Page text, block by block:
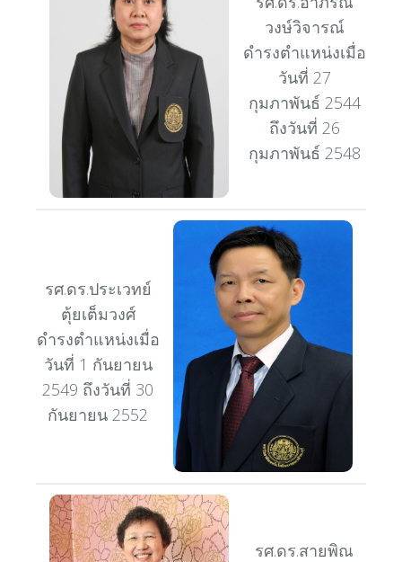
วงษ์วิจารณ์
ดำรงตำแหน่งเมื่อ
วันที่ 27
กุมภาพันธ์ 2544
ถึงวันที่ 26
กุมภาพันธ์ 2548
รศ.ดร.ประเวทย์
ตุ้ยเต็มวงศ์
ดำรงตำแหน่งเมื่อ
วันที่ 1 กันยายน
2549 ถึงวันที่ 30
กันยายน 2552
รศ.ดร.สายพิณ